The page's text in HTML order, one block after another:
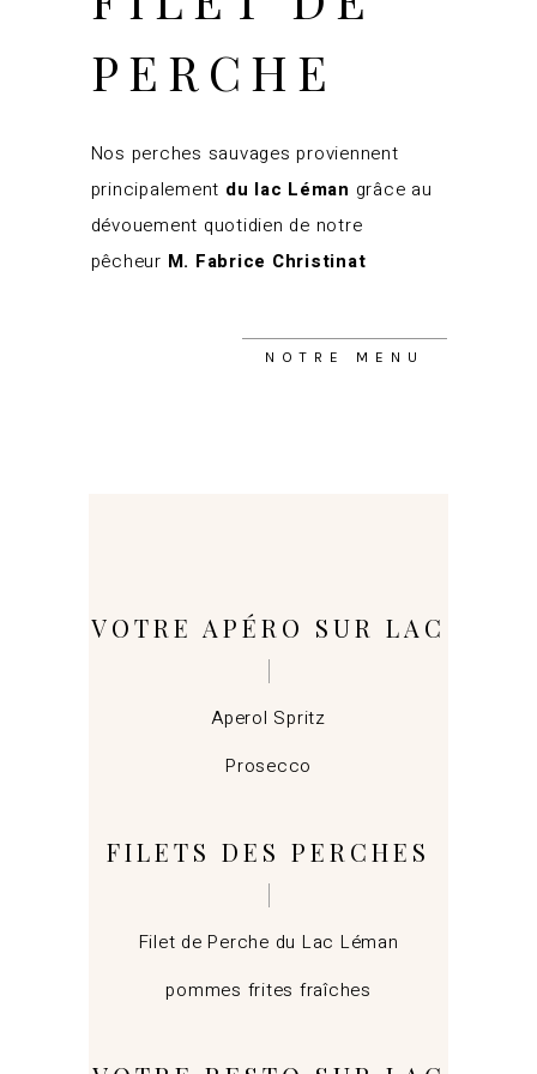
PERCHE
Nos perches sauvages proviennent
principalement du lac Léman grâce au
dévouement quotidien de notre
pêcheur M. Fabrice Christinat
NOTRE MENU
VOTRE APÉRO SUR LAC
Aperol Spritz
Prosecco
FILETS DES PERCHES
Filet de Perche du Lac Léman
pommes frites fraîches